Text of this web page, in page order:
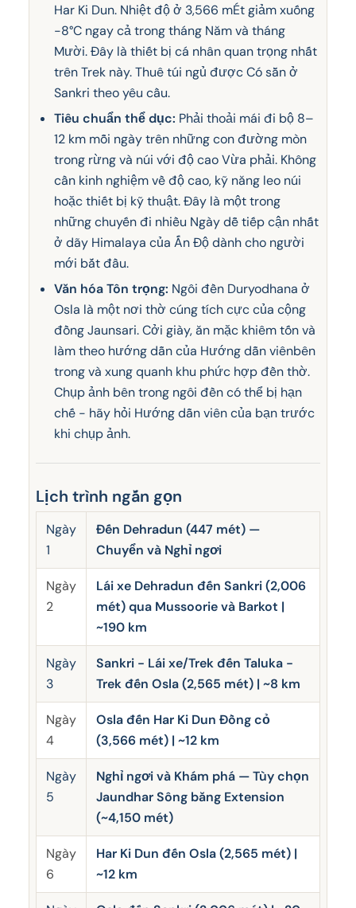
Har Ki Dun. Nhiệt độ ở 3,566 mÉt giảm xuống
-8°C ngay cả trong tháng Năm và tháng
Mười. Đây là thiết bị cá nhân quan trọng nhất
trên Trek này. Thuê túi ngủ được Có sẵn ở
Sankri theo yêu cầu.
Tiêu chuẩn thể dục: Phải thoải mái đi bộ 8–
12 km mỗi ngày trên những con đường mòn
trong rừng và núi với độ cao Vừa phải. Không
cần kinh nghiệm về độ cao, kỹ năng leo núi
hoặc thiết bị kỹ thuật. Đây là một trong
những chuyến đi nhiều Ngày dễ tiếp cận nhất
ở dãy Himalaya của Ấn Độ dành cho người
mới bắt đầu.
Văn hóa Tôn trọng: Ngôi đền Duryodhana ở
Osla là một nơi thờ cúng tích cực của cộng
đồng Jaunsari. Cởi giày, ăn mặc khiêm tốn và
làm theo hướng dẫn của Hướng dẫn viênbên
trong và xung quanh khu phức hợp đền thờ.
Chụp ảnh bên trong ngôi đền có thể bị hạn
chế - hãy hỏi Hướng dẫn viên của bạn trước
khi chụp ảnh.
Lịch trình ngắn gọn
Ngày
1
Đến Dehradun (447 mét) —
Chuyển và Nghỉ ngơi
Ngày
2
Lái xe Dehradun đến Sankri (2,006
mét) qua Mussoorie và Barkot |
~190 km
Ngày
3
Sankri - Lái xe/Trek đến Taluka -
Trek đến Osla (2,565 mét) | ~8 km
Ngày
4
Osla đến Har Ki Dun Đồng cỏ
(3,566 mét) | ~12 km
Ngày
5
Nghỉ ngơi và Khám phá — Tùy chọn
Jaundhar Sông băng Extension
(~4,150 mét)
Ngày
6
Har Ki Dun đến Osla (2,565 mét) |
~12 km